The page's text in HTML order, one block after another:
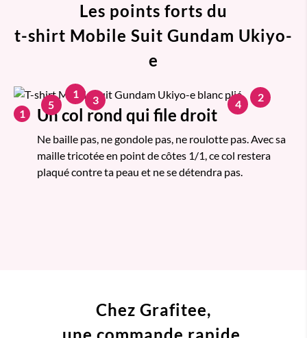
Les points forts du
t-shirt Mobile Suit Gundam Ukiyo-
e
1 Un col rond qui file droit
Ne baille pas, ne gondole pas, ne roulotte pas. Avec sa
maille tricotée en point de côtes 1/1, ce col restera
plaqué contre ta peau et ne se détendra pas.
1 2
3 4
5
Chez Grafitee,